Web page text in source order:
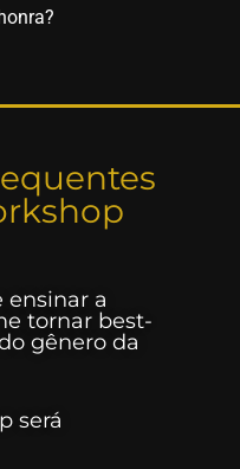
ensinar a
tornar best-
gênero da
será